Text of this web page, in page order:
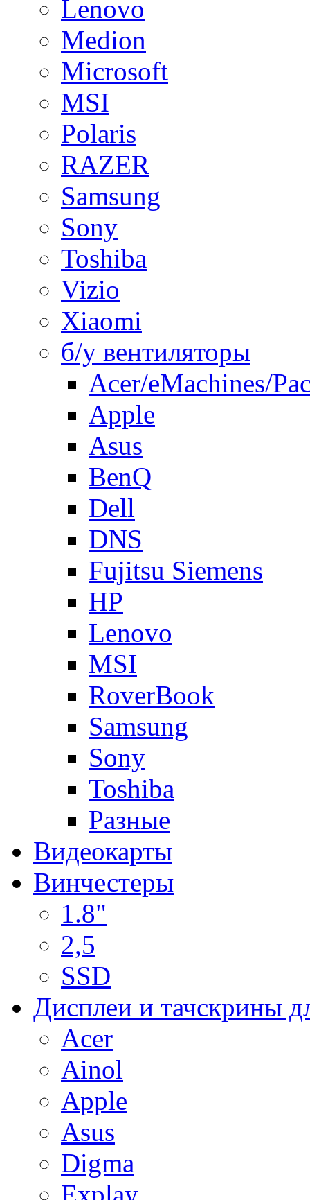
Lenovo
Medion
Microsoft
MSI
Polaris
RAZER
Samsung
Sony
Toshiba
Vizio
Xiaomi
б/у вентиляторы
Acer/eMachines/
Apple
Asus
BenQ
Dell
DNS
Fujitsu Siemens
HP
Lenovo
MSI
RoverBook
Samsung
Sony
Toshiba
Разные
Видеокарты
Винчестеры
1.8"
2,5
SSD
Дисплеи и тачскрины
Acer
Ainol
Apple
Asus
Digma
Explay